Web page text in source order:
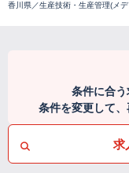
香川県／生産技術・生産管理(メ
条件に合う
条件を変更して、
求